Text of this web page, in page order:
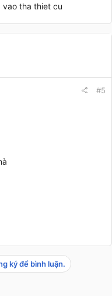
vao tha thiet cu
#5
ký để bình luận.